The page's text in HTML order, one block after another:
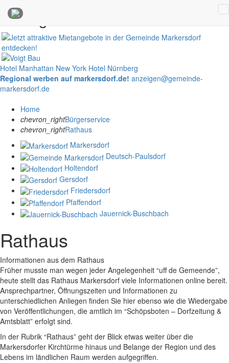
Anzeigen
Hotel Manhattan New York Hotel Nürnberg
Regional werben auf markersdorf.de! anzeigen@gemeinde-
markersdorf.de
Home
chevron_rightBürgerservice
chevron_rightRathaus
Markersdorf
Deutsch-Paulsdorf
Holtendorf
Gersdorf
Friedersdorf
Pfaffendorf
Jauernick-Buschbach
Rathaus
Informationen aus dem Rathaus
Früher musste man wegen jeder Angelegenheit “uff de Gemeende”,
heute stellt das Rathaus Markersdorf viele Informationen online bereit.
Ansprechpartner, Öffnungszeiten und Informationen zu
unterschiedlichen Anliegen finden Sie hier ebenso wie die Wiedergabe
von Veröffentlichungen, die amtlich im “Schöpsboten – Dorfzeitung &
Amtsblatt” erfolgt sind.
In der Rubrik “Rathaus” geht der Blick etwas weiter über die
Markersdorfer Kirchtürme hinaus und Belange der Region und des
Lebens im ländlichen Raum werden aufgegriffen.